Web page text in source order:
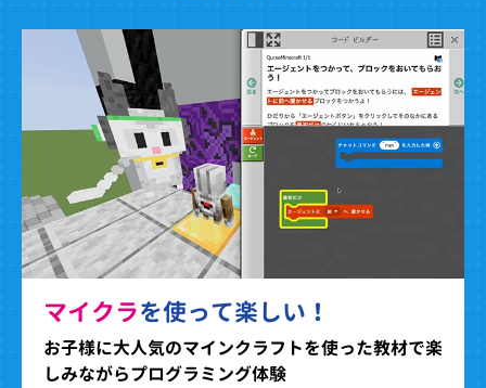
マイクラを使って楽しい！
お子様に大人気のマインクラフトを使った教材で楽
しみながらプログラミング体験